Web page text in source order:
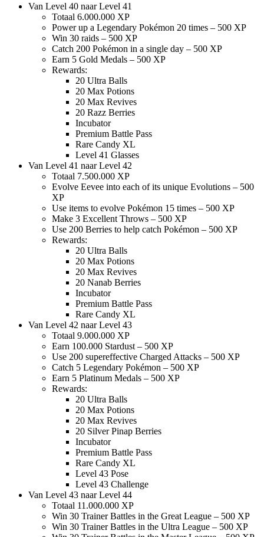
Van Level 40 naar Level 41
Totaal 6.000.000 XP
Power up a Legendary Pokémon 20 times – 500 XP
Win 30 raids – 500 XP
Catch 200 Pokémon in a single day – 500 XP
Earn 5 Gold Medals – 500 XP
Rewards:
20 Ultra Balls
20 Max Potions
20 Max Revives
20 Razz Berries
Incubator
Premium Battle Pass
Rare Candy XL
Level 41 Glasses
Van Level 41 naar Level 42
Totaal 7.500.000 XP
Evolve Eevee into each of its unique Evolutions – 500
XP
Use items to evolve Pokémon 15 times – 500 XP
Make 3 Excellent Throws – 500 XP
Use 200 Berries to help catch Pokémon – 500 XP
Rewards:
20 Ultra Balls
20 Max Potions
20 Max Revives
20 Nanab Berries
Incubator
Premium Battle Pass
Rare Candy XL
Van Level 42 naar Level 43
Totaal 9.000.000 XP
Earn 100.000 Stardust – 500 XP
Use 200 supereffective Charged Attacks – 500 XP
Catch 5 Legendary Pokémon – 500 XP
Earn 5 Platinum Medals – 500 XP
Rewards:
20 Ultra Balls
20 Max Potions
20 Max Revives
20 Silver Pinap Berries
Incubator
Premium Battle Pass
Rare Candy XL
Level 43 Pose
Level 43 Challenge
Van Level 43 naar Level 44
Totaal 11.000.000 XP
Win 30 Trainer Battles in the Great League – 500 XP
Win 30 Trainer Battles in the Ultra League – 500 XP